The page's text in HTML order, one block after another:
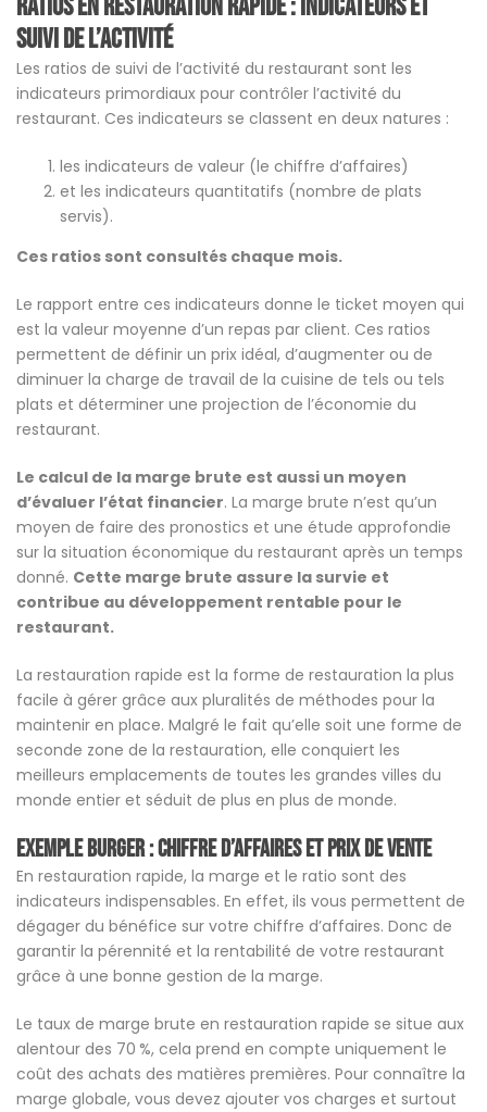
Ratios en restauration rapide : Indicateurs et
suivi de l’activité
Les ratios de suivi de l’activité du restaurant sont les
indicateurs primordiaux pour contrôler l’activité du
restaurant. Ces indicateurs se classent en deux natures :
les indicateurs de valeur (le chiffre d’affaires)
et les indicateurs quantitatifs (nombre de plats
servis).
Ces ratios sont consultés chaque mois.
Le rapport entre ces indicateurs donne le ticket moyen qui
est la valeur moyenne d’un repas par client. Ces ratios
permettent de définir un prix idéal, d’augmenter ou de
diminuer la charge de travail de la cuisine de tels ou tels
plats et déterminer une projection de l’économie du
restaurant.
Le calcul de la marge brute est aussi un moyen
d’évaluer l’état financier. La marge brute n’est qu’un
moyen de faire des pronostics et une étude approfondie
sur la situation économique du restaurant après un temps
donné. Cette marge brute assure la survie et
contribue au développement rentable pour le
restaurant.
La restauration rapide est la forme de restauration la plus
facile à gérer grâce aux pluralités de méthodes pour la
maintenir en place. Malgré le fait qu’elle soit une forme de
seconde zone de la restauration, elle conquiert les
meilleurs emplacements de toutes les grandes villes du
monde entier et séduit de plus en plus de monde.
Exemple Burger : Chiffre d’affaires et prix de vente
En restauration rapide, la marge et le ratio sont des
indicateurs indispensables. En effet, ils vous permettent de
dégager du bénéfice sur votre chiffre d’affaires. Donc de
garantir la pérennité et la rentabilité de votre restaurant
grâce à une bonne gestion de la marge.
Le taux de marge brute en restauration rapide se situe aux
alentour des 70 %, cela prend en compte uniquement le
coût des achats des matières premières. Pour connaître la
marge globale, vous devez ajouter vos charges et surtout